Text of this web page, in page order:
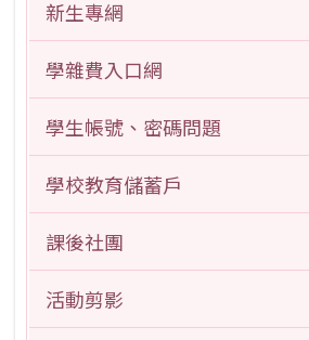
新生專網
學雜費入口網
學生帳號、密碼問題
學校教育儲蓄戶
課後社團
活動剪影